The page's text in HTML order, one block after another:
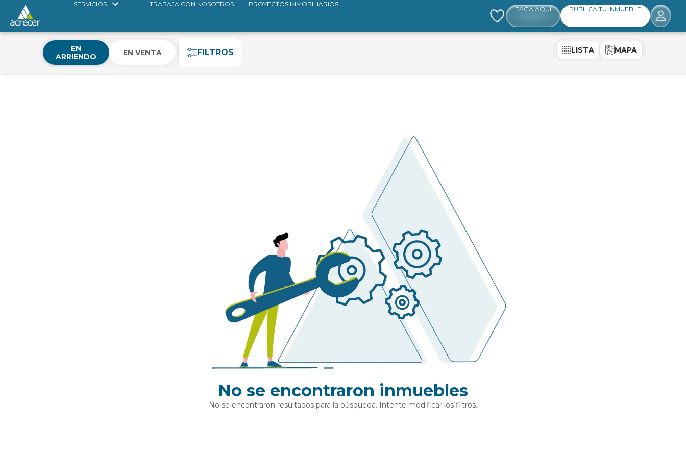
SERVICIOS TRABAJA CON NOSOTROS PROYECTOS INMOBILIARIOS
PAGA AQUÍ PUBLICA TU INMUEBLE
EN
ARRIENDO
EN VENTA FILTROS LISTA MAPA
No se encontraron inmuebles
No se encontraron resultados para la búsqueda. Intente modificar los filtros.